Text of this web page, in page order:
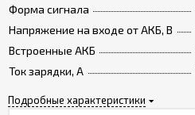
Форма сигнала
Напряжение на входе от АКБ, В
Встроенные АКБ
Ток зарядки, А
Подробные характеристики